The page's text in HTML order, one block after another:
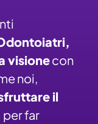
visionecon
noi,
il
per far